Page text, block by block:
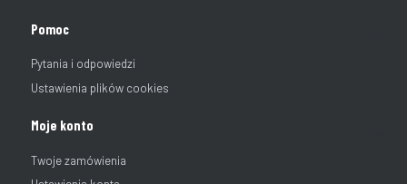
Pomoc
Pytania i odpowiedzi
Ustawienia plików cookies
Moje konto
Twoje zamówienia